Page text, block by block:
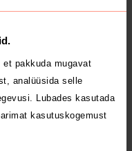
pakkuda mugavat
analüüsida selle
Lubades kasutada
kasutuskogemust